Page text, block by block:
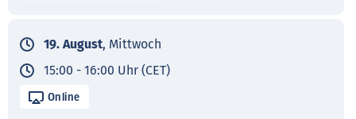
19. August, Mittwoch
15:00 - 16:00 Uhr (CET)
Online